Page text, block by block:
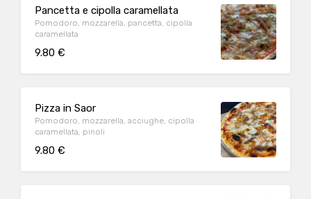
Pancetta e cipolla caramellata
Pomodoro, mozzarella, pancetta, cipolla
caramellata
9.80 €
Pizza in Saor
Pomodoro, mozzarella, acciughe, cipolla
caramellata, pinoli
9.80 €